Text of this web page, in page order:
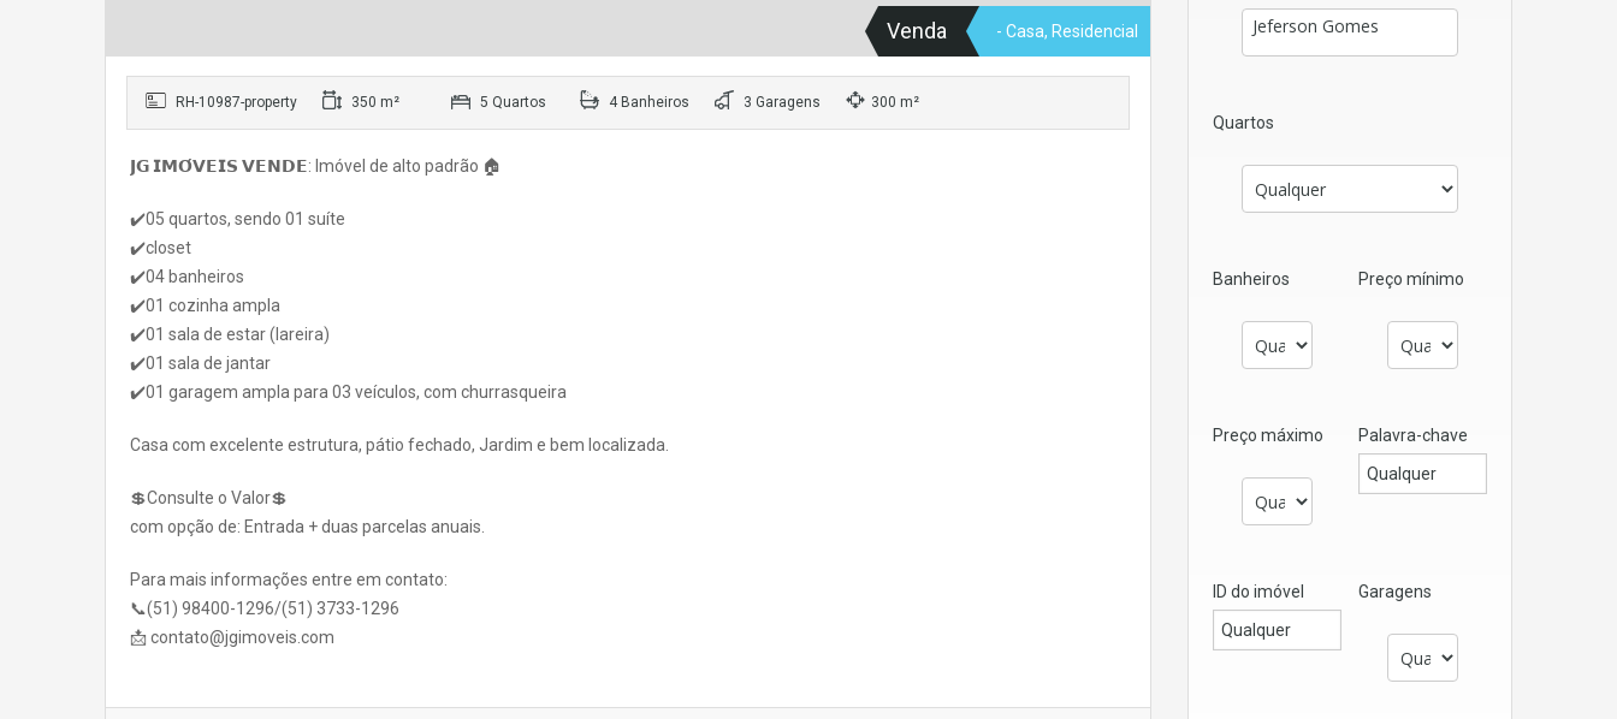
Venda - Casa, Residencial
RH-10987-property 350 m² 5 Quartos 4 Banheiros 3 Garagens 300 m²
𝗝𝗚 𝗜𝗠𝗢́𝗩𝗘𝗜𝗦 𝗩𝗘𝗡𝗗𝗘: Imóvel de alto padrão 🏠
✔️05 quartos, sendo 01 suíte
✔️closet
✔️04 banheiros
✔️01 cozinha ampla
✔️01 sala de estar (lareira)
✔️01 sala de jantar
✔️01 garagem ampla para 03 veículos, com churrasqueira
Casa com excelente estrutura, pátio fechado, Jardim e bem localizada.
💲Consulte o Valor💲
com opção de: Entrada + duas parcelas anuais.
Para mais informações entre em contato:
📞(51) 98400-1296/(51) 3733-1296
📩 contato@jgimoveis.com
Quartos
Banheiros Preço mínimo
Preço máximo Palavra-chave
ID do imóvel Garagens